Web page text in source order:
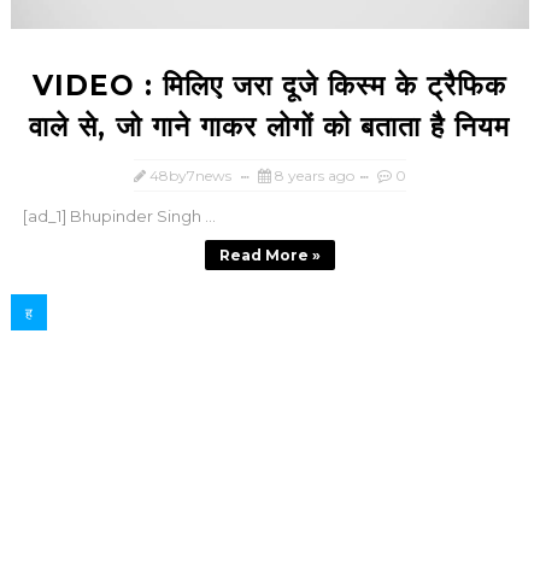
VIDEO : म‍िलि‍ए जरा दूजे क‍िस्‍म के ट्रैफि‍क
वाले से, जो गाने गाकर लाेगों को बताता है न‍ियम
48by7news 8 years ago 0
[ad_1] Bhupinder Singh ...
Read More »
ह